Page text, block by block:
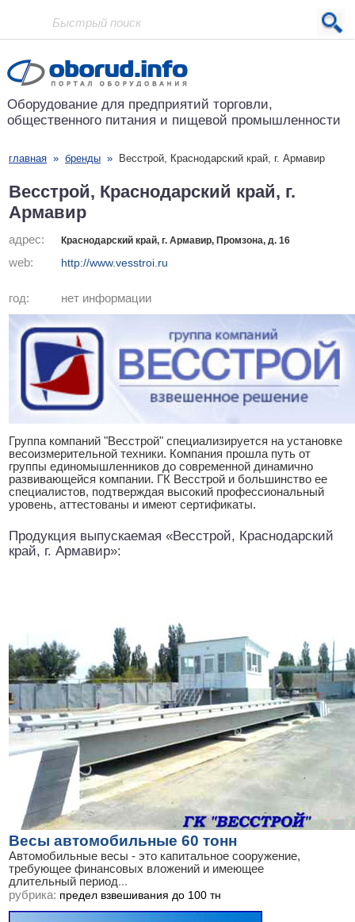
Проект основан в 2001 году
Оборудование для предприятий торговли,
общественного питания и пищевой промышленности
главная » бренды » Весстрой, Краснодарский край, г. Армавир
Весстрой, Краснодарский край, г.
Армавир
адрес: Краснодарский край, г. Армавир, Промзона, д. 16
web: http://www.vesstroi.ru
год: нет информации
Группа компаний "Весстрой" специализируется на установке
весоизмерительной техники. Компания прошла путь от
группы единомышленников до современной динамично
развивающейся компании. ГК Весстрой и большинство ее
специалистов, подтверждая высокий профессиональный
уровень, аттестованы и имеют сертификаты.
Продукция выпускаемая «Весстрой, Краснодарский
край, г. Армавир»:
Весы автомобильные 60 тонн
Автомобильные весы - это капитальное сооружение,
требующее финансовых вложений и имеющее
длительный период...
рубрика: предел взвешивания до 100 тн